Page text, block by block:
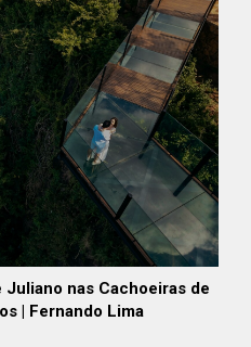
nas Cachoeiras de
| Fernando Lima